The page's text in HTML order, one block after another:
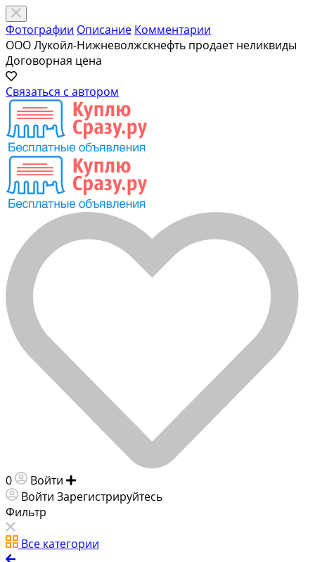
Фотографии Описание Комментарии
ООО Лукойл-Нижневолжскнефть продает неликвиды
Договорная цена
Связаться с автором
0 Войти
Войти Зарегистрируйтесь
Фильтр
Все категории